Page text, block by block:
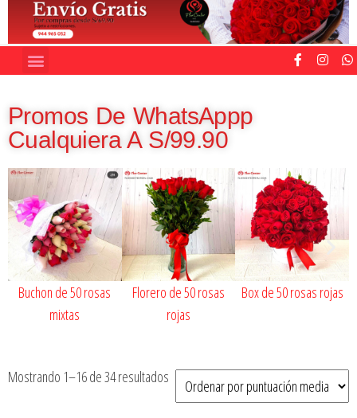
Promos De WhatsAppp
Cualquiera A S/99.90
Buchon de 50 rosas
mixtas
Florero de 50 rosas
rojas
Box de 50 rosas rojas
Mostrando 1–16 de 34 resultados